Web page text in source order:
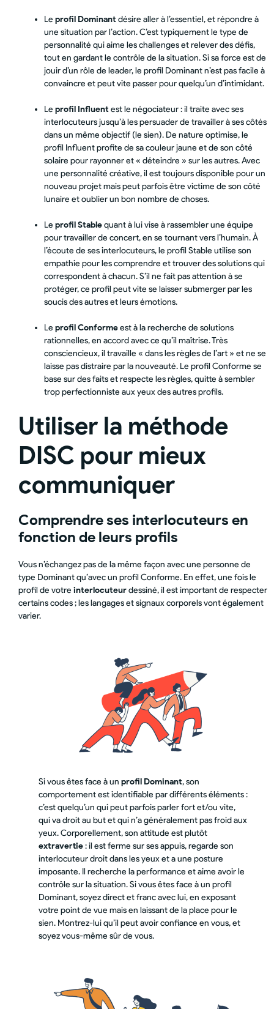
Le profil Dominantdésire aller à l’essentiel, et répondre à
une situation par l’action. C’est typiquement le type de
personnalité qui aime les challenges et relever des défis,
tout en gardant le contrôle de la situation. Si sa force est de
jouir d’un rôle de leader, le profil Dominant n’est pas facile à
convaincre et peut vite passer pour quelqu’un d’intimidant.
Le profil Influentest le négociateur : il traite avec ses
interlocuteurs jusqu’à les persuader de travailler à ses côtés
dans un même objectif (le sien). De nature optimise, le
profil Influent profite de sa couleur jaune et de son côté
solaire pour rayonner et « déteindre » sur les autres. Avec
une personnalité créative, il est toujours disponible pour un
nouveau projet mais peut parfois être victime de son côté
lunaire et oublier un bon nombre de choses.
Le profil Stablequant à lui vise à rassembler une équipe
pour travailler de concert, en se tournant vers l’humain. À
l’écoute de ses interlocuteurs, le profil Stable utilise son
empathie pour les comprendre et trouver des solutions qui
correspondent à chacun. S’il ne fait pas attention à se
protéger, ce profil peut vite se laisser submerger par les
soucis des autres et leurs émotions.
Le profil Conformeest à la recherche de solutions
rationnelles, en accord avec ce qu’il maîtrise. Très
consciencieux, il travaille « dans les règles de l’art » et ne se
laisse pas distraire par la nouveauté. Le profil Conforme se
base sur des faits et respecte les règles, quitte à sembler
trop perfectionniste aux yeux des autres profils.
Utiliser la méthode
DISC pour mieux
communiquer
Comprendre ses interlocuteurs en
fonction de leurs profils
Vous n’échangez pas de la même façon avec une personne de
type Dominant qu’avec un profil Conforme. En effet, une fois le
profil de votre interlocuteurdessiné, il est important de respecter
certains codes ; les langages et signaux corporels vont également
varier.
Si vous êtes face à un profil Dominant, son
comportement est identifiable par différents éléments :
c’est quelqu’un qui peut parfois parler fort et/ou vite,
qui va droit au but et qui n’a généralement pas froid aux
yeux. Corporellement, son attitude est plutôt
extravertie: il est ferme sur ses appuis, regarde son
interlocuteur droit dans les yeux et a une posture
imposante. Il recherche la performance et aime avoir le
contrôle sur la situation. Si vous êtes face à un profil
Dominant, soyez direct et franc avec lui, en exposant
votre point de vue mais en laissant de la place pour le
sien. Montrez-lui qu’il peut avoir confiance en vous, et
soyez vous-même sûr de vous.